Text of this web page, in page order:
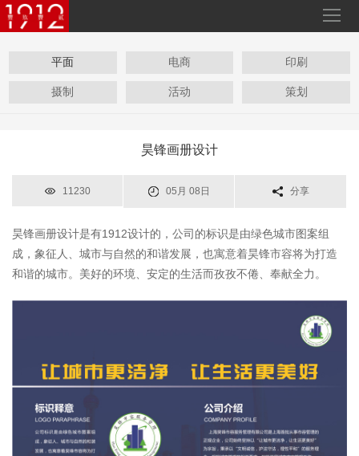
平面 电商 印刷
摄制 活动 策划
昊锋画册设计
11230 05月 08日 分享
昊锋画册设计是有1912设计的，公司的标识是由绿色城市图案组
成，象征人、城市与自然的和谐发展，也寓意着昊锋市容将为打造
和谐的城市。美好的环境、安定的生活而孜孜不倦、奉献全力。